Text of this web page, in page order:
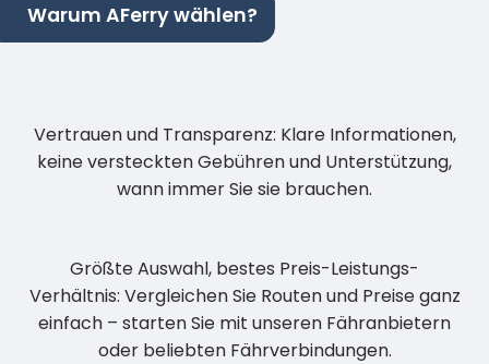
Warum AFerry wählen?
Vertrauen und Transparenz: Klare Informationen,
keine versteckten Gebühren und Unterstützung,
wann immer Sie sie brauchen.
Größte Auswahl, bestes Preis-Leistungs-
Verhältnis: Vergleichen Sie Routen und Preise ganz
einfach – starten Sie mit unseren Fähranbietern
oder beliebten Fährverbindungen.